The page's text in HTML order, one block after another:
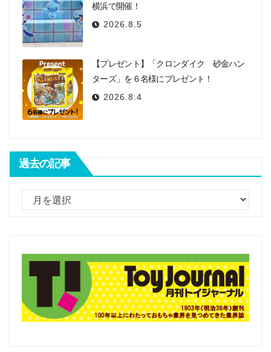
横浜で開催！
2026.8.5
【プレゼント】「クロンダイク 砂金ハン
ターズ」を６名様にプレゼント！
2026.8.4
過去の記事
記